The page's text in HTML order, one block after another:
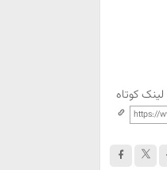
لینک کوتاه